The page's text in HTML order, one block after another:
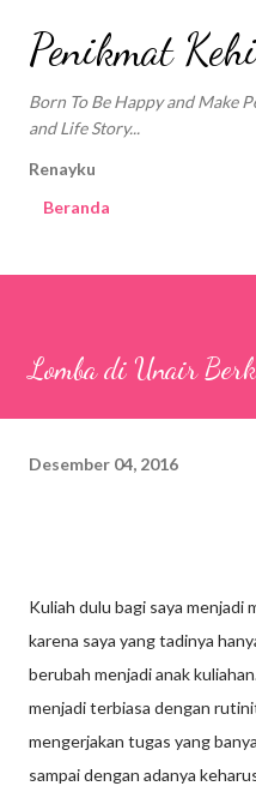
Langsung
Penikmat
Born To Be Happy and Make
and Life Story...
Renayku
Beranda
Lomba di Unair
Desember 04, 2016
Kuliah dulu bagi saya
karena saya yang tadinya
berubah menjadi anak
menjadi terbiasa dengan
mengerjakan tugas yang
sampai dengan adanya